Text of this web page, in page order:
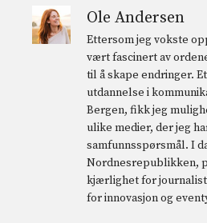
Ole Andersen
Ettersom jeg vokste
vært fascinert av
til å skape endringer.
utdannelse i
Bergen, fikk jeg
ulike medier, der jeg
samfunnsspørsmål. I
Nordnesrepublikken,
kjærlighet for
for innovasjon og